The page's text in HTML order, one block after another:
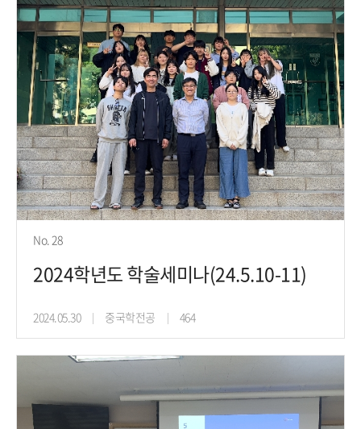
No. 28
2024학년도 학술세미나(24.5.10-11)
2024.05.30 중국학전공 464